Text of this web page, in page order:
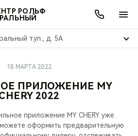
РОЛЬФ
туп., д. 5А
МОДЕЛИ
ПОКУПАТЕЛЯМ
ВЛАДЕЛЬЦАМ
МИР CHERY
АКЦИИ
СЕРВИСЫ
О КОМПАНИИ
ПРИЛОЖЕНИЕ MY
2022
18 МАРТА 2022
приложение MY CHERY уже
оформить предварительную